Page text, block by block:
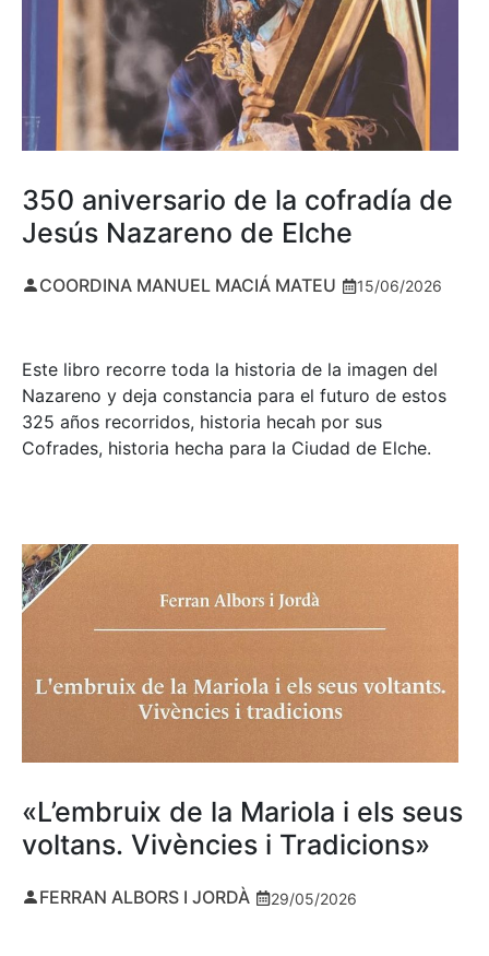
350 aniversario de la cofradía de
Jesús Nazareno de Elche
COORDINA MANUEL MACIÁ MATEU 15/06/2026
Este libro recorre toda la historia de la imagen del
Nazareno y deja constancia para el futuro de estos
325 años recorridos, historia hecah por sus
Cofrades, historia hecha para la Ciudad de Elche.
«L’embruix de la Mariola i els seus
voltans. Vivències i Tradicions»
FERRAN ALBORS I JORDÀ 29/05/2026